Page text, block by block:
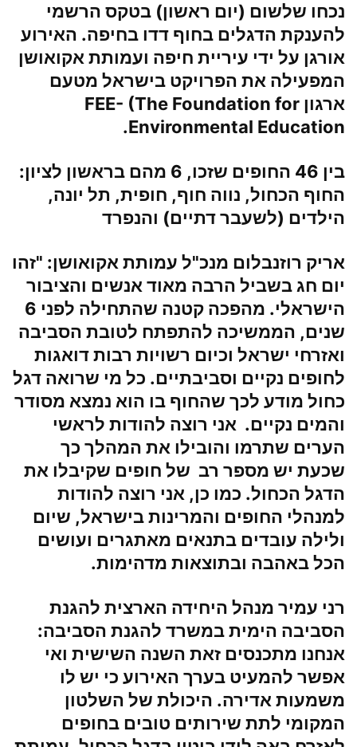
נכחו שלשום (יום ראשון) בטקס הרשמי
להענקת הדגלים בחוף דדו בחיפה. האירוע
אורגן על ידי עיריית חיפה ועמותת אקואושן
המפעילה את הפרויקט בישראל מטעם
ארגון FEE- (The Foundation for
Environmental Education.
בין 46 החופים שזכו, 6 מהם בראשון לציון:
החוף הכחול, נווה חוף, חופית, תל יונה,
הילדים (לשעבר דתיים) והנפרד
אריק רוזנבלום מנכ"ל עמותת אקואושן: "זהו
יום חג בשביל הרבה מאוד אנשים והציבור
הישראלי. מהפכה קטנה שהתחילה לפני 6
שנים, הממשיכה להתפתח לטובת הסביבה
ואזרחי ישראל וכיום רשויות רבות דואגות
לחופים נקיים וסביבתיים. כל מי שרואה דגל
כחול מודע לכך שהחוף בו הוא נמצא מסודר
והמים נקיים. אני רוצה להודות לראשי
הערים שתרמו והובילו את המהלך כך
שכעת יש מספר רב של חופים שקיבלו את
הדגל הכחול. כמו כן, אני רוצה להודות
למנהלי החופים והמרינות בישראל, שיום
ולילה עובדים בתנאים מאתגרים ועושים
הכל באהבה ובתוצאות מדהימות.
רני עמיר מנהל היחידה הארצית להגנת
הסביבה הימית במשרד להגנת הסביבה:
אנחנו מתכנסים זאת השנה השישית ואי
אפשר להמעיט בערך האירוע כי יש לו
משמעות אדירה. היכולת של השלטון
המקומי לתת שירותים טובים בחופים